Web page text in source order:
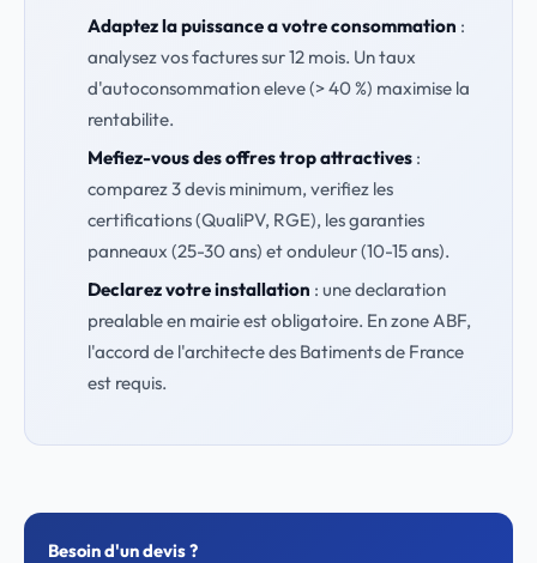
Adaptez la puissance a votre consommation :
analysez vos factures sur 12 mois. Un taux
d'autoconsommation eleve (> 40 %) maximise la
rentabilite.
Mefiez-vous des offres trop attractives:
comparez 3 devis minimum, verifiez les
certifications (QualiPV, RGE), les garanties
panneaux (25-30 ans) et onduleur (10-15 ans).
Declarez votre installation : une declaration
prealable en mairie est obligatoire. En zone ABF,
l'accord de l'architecte des Batiments de France
est requis.
Besoin d'un devis ?